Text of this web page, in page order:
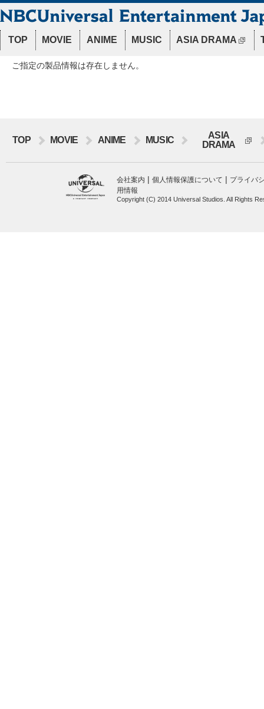
TOP MOVIE ANIME MUSIC ASIA DRAMA
ご指定の製品情報は存在しません。
TOP MOVIE ANIME MUSIC
ASIA
DRAMA
会社案内 | 個人情報保護について | プライバ
用情報
Copyright (C) 2014 Universal Studios. All Rights